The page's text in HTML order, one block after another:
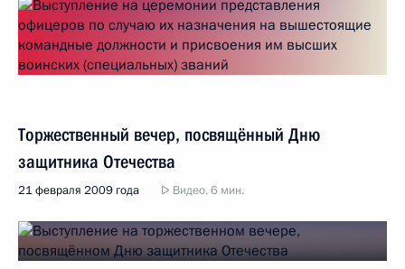
Торжественный вечер, посвящённый Дню
защитника Отечества
21 февраля 2009 года Видео, 6 мин.